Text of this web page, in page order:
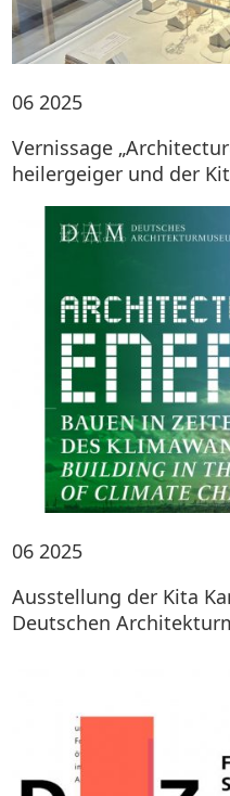
06 2025
Vernissage
heilergeiger und der
06 2025
Ausstellung der Kita
Deutschen